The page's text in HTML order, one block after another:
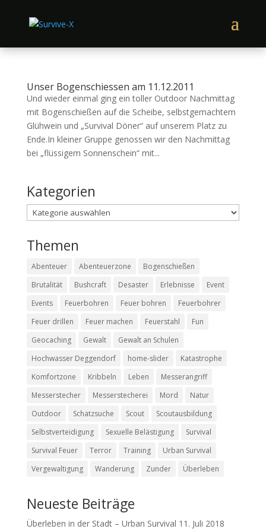
Unser Bogenschiessen am 11.12.2011
Und wieder einmal ging ein toller Outdoor Nachmittag
mit Bogenschießen auf die Scheibe, selbstgemachtem
Glühwein und „Survival Döner“ auf unserem Platz zu
Ende.In kleiner Gruppe genossen wir den Nachmittag
bei „flüssigem Sonnenschein“ mit...
Kategorien
Kategorien
Themen
Abenteuer Abenteuerzone
Bogenschießen
Brutalität
Bushcraft Desaster Erlebnisse
Event
Events
Feuerbohren Feuer bohren
Feuerbohrer
Feuer drillen
Feuer machen Feuerstahl
Fun
Geocaching
Gewalt
Gewalt an Schulen
Hochwasser Deggendorf
home-slider
Katastrophe
Komfortzone
Kribbeln Leben
Messerangriff
Messerstecher
Messerstecherei Mord
Natur
Outdoor
Schatzsuche Scout
Scoutausbildung
Selbstverteidigung
Sexuelle Belästigung
Survival
Survival Feuer
Terror Training
Urban Survival
Vergewaltigung
Wanderung Zunder Überleben
Neueste Beiträge
Überleben in der Stadt – Urban Survival 11. Juli 2018